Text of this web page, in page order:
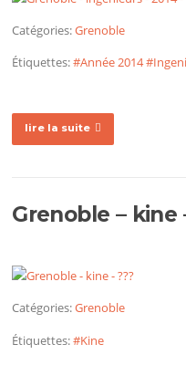
Catégories:Grenoble
Étiquettes:#Année 2014
lire la suite
Grenoble – kine
Catégories:Grenoble
Étiquettes:#Kine